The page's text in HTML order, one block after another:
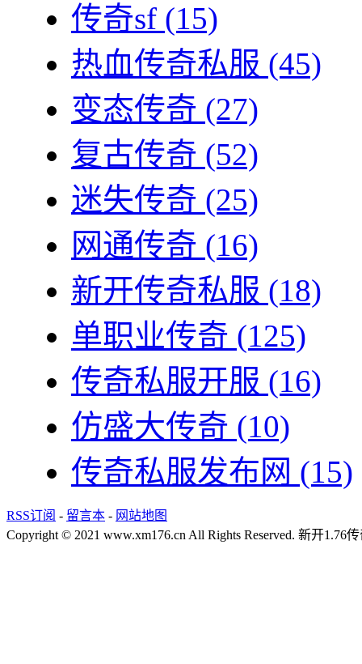
传奇sf (15)
热血传奇私服 (45)
变态传奇 (27)
复古传奇 (52)
迷失传奇 (25)
网通传奇 (16)
新开传奇私服 (18)
单职业传奇 (125)
传奇私服开服 (16)
仿盛大传奇 (10)
传奇私服发布网 (15)
RSS订阅 - 留言本 - 网站地图
Copyright © 2021 www.xm176.cn All Rights Reserved. 新开1.76